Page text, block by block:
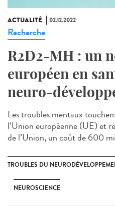
ACTUALITÉ 02.12.2022
Recherche
R2D2-MH : un
européen en
neuro-
Les troubles mentaux
l’Union européenne (UE) et
de l’Union, un coût de 600
TROUBLES DU
NEUROSCIENCE